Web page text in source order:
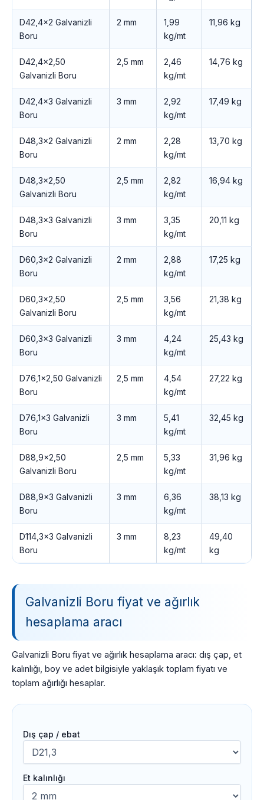
D42,4×2 Galvanizli
Boru
2 mm
1,99
kg/mt
11,96 kg
D42,4×2,50
Galvanizli Boru
2,5 mm
2,46
kg/mt
14,76 kg
D42,4×3 Galvanizli
Boru
3 mm
2,92
kg/mt
17,49 kg
D48,3×2 Galvanizli
Boru
2 mm
2,28
kg/mt
13,70 kg
D48,3×2,50
Galvanizli Boru
2,5 mm
2,82
kg/mt
16,94 kg
D48,3×3 Galvanizli
Boru
3 mm
3,35
kg/mt
20,11 kg
D60,3×2 Galvanizli
Boru
2 mm
2,88
kg/mt
17,25 kg
D60,3×2,50
Galvanizli Boru
2,5 mm
3,56
kg/mt
21,38 kg
D60,3×3 Galvanizli
Boru
3 mm
4,24
kg/mt
25,43 kg
D76,1×2,50 Galvanizli
Boru
2,5 mm
4,54
kg/mt
27,22 kg
D76,1×3 Galvanizli
Boru
3 mm
5,41
kg/mt
32,45 kg
D88,9×2,50
Galvanizli Boru
2,5 mm
5,33
kg/mt
31,96 kg
D88,9×3 Galvanizli
Boru
3 mm
6,36
kg/mt
38,13 kg
D114,3×3 Galvanizli
Boru
3 mm
8,23
kg/mt
49,40
kg
Galvanizli Boru fiyat ve ağırlık
hesaplama aracı
Galvanizli Boru fiyat ve ağırlık hesaplama aracı: dış çap, et
kalınlığı, boy ve adet bilgisiyle yaklaşık toplam fiyatı ve
toplam ağırlığı hesaplar.
Dış çap / ebat
Et kalınlığı